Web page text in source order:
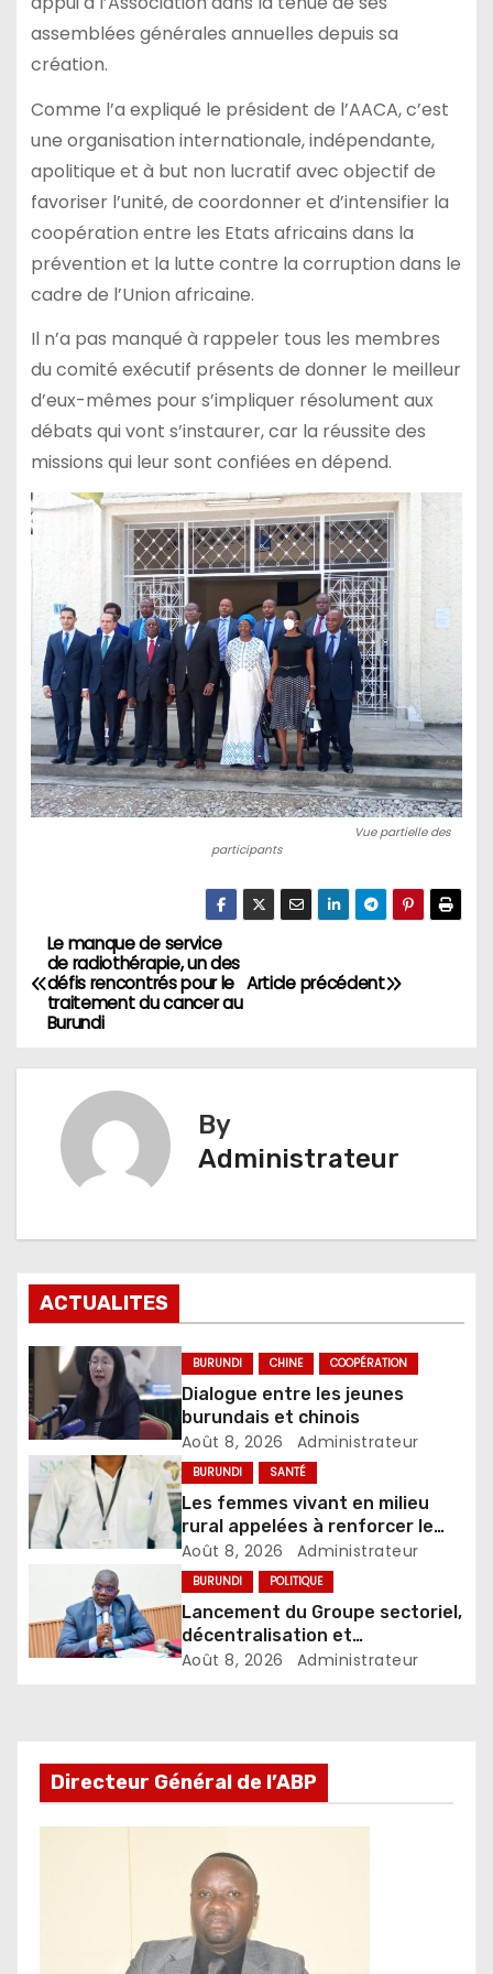
assemblées générales annuelles depuis sa
création.
Comme l’a expliqué le président de l’AACA, c’est
une organisation internationale, indépendante,
apolitique et à but non lucratif avec objectif de
favoriser l’unité, de coordonner et d’intensifier la
coopération entre les Etats africains dans la
prévention et la lutte contre la corruption dans le
cadre de l’Union africaine.
Il n’a pas manqué à rappeler tous les membres
du comité exécutif présents de donner le meilleur
d’eux-mêmes pour s’impliquer résolument aux
débats qui vont s’instaurer, car la réussite des
missions qui leur sont confiées en dépend.
Vue partielle des
participants
Navigation
de
Article précédent
Le manque de service
de radiothérapie, un des
défis rencontrés pour le
traitement du cancer au
Burundi
By
Administrateur
ACTUALITES
BURUNDI CHINE COOPÉRATION
Dialogue entre les jeunes
burundais et chinois
Août 8, 2026 Administrateur
BURUNDI SANTÉ
Les femmes vivant en milieu
rural appelées à renforcer le
dépistage des infections
sexuellement transmissibles
Août 8, 2026 Administrateur
BURUNDI POLITIQUE
Lancement du Groupe sectoriel,
décentralisation et
développement local
Août 8, 2026 Administrateur
Directeur Général de l’ABP